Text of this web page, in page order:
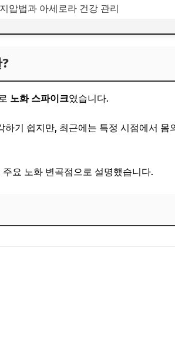
압법과 아세로라 건강 관리
노화 스파이크였습니다.
기 쉽지만, 최근에는 특정 시점에서 몸
요 노화 변곡점으로 설명했습니다.